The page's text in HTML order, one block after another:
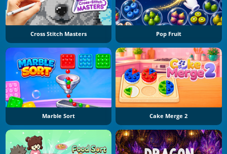
Cross Stitch Masters Pop Fruit
Marble Sort Cake Merge 2